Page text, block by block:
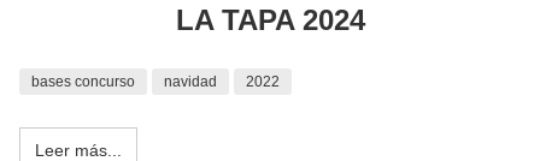
LA TAPA 2024
bases concurso navidad 2022
Leer más...